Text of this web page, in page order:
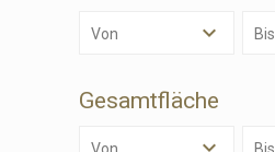
Von Bis
Gesamtfläche